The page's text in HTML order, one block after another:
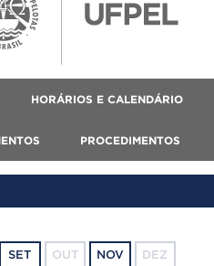
HORÁRIOS E CALENDÁRIO
PROCEDIMENTOS
SET OUT NOV DEZ